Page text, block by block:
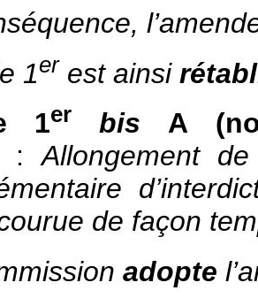
1er est ainsi
1er bis A
:Allongement
de façon
adopte